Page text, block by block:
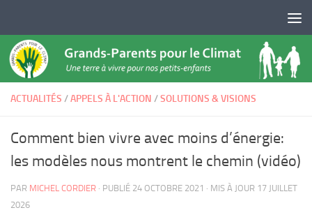
ACTUALITÉS /APPELS À L'ACTION /SOLUTIONS & VISIONS
Comment bien vivre avec moins d’énergie:
les modèles nous montrent le chemin (vidéo)
PAR MICHEL CORDIER · PUBLIÉ 24 OCTOBRE 2021 · MIS À JOUR 17 JUILLET
2026